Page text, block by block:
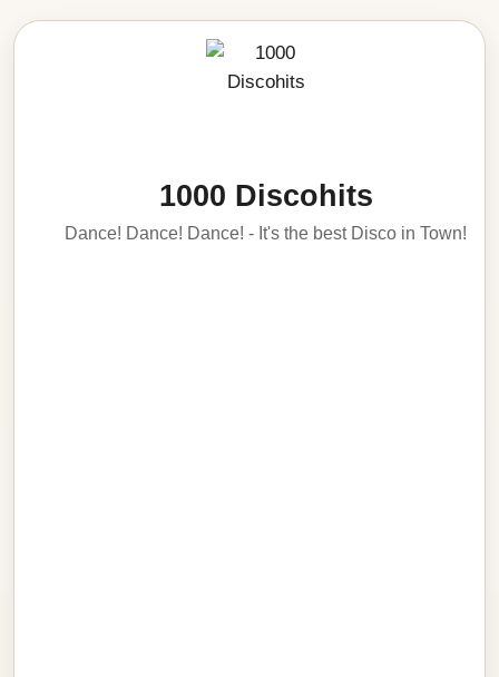
1000 Discohits
Dance! Dance! Dance! - It's the best Disco in Town!